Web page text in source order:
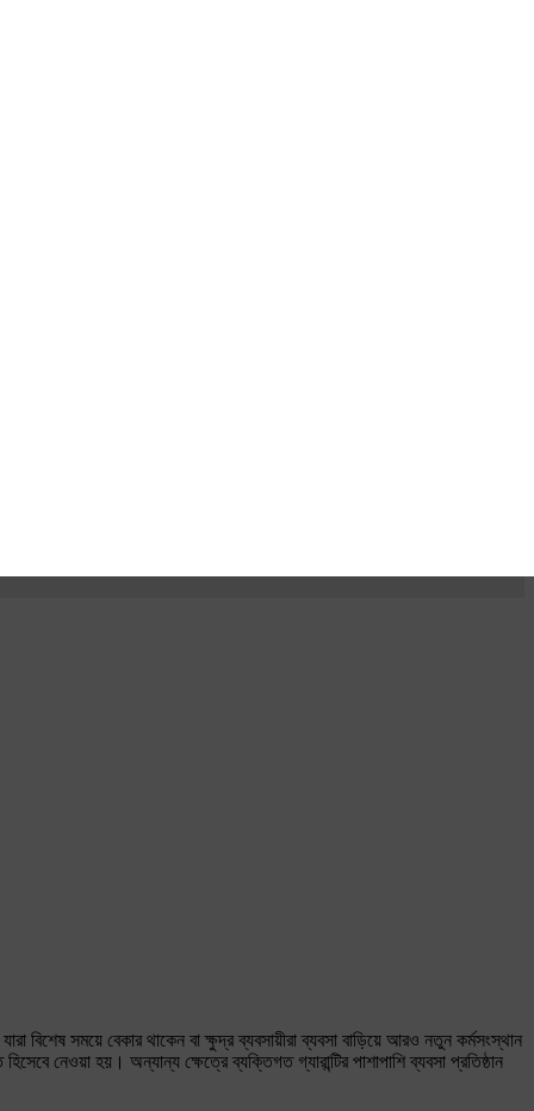
সময়ে বেকার থাকেন বা ক্ষুদ্র ব্যবসায়ীরা ব্যবসা বাড়িয়ে আরও নতুন কর্মসংস্থান
নেওয়া হয়। অন্যান্য ক্ষেত্রে ব্যক্তিগত গ্যারান্টির পাশাপাশি ব্যবসা প্রতিষ্ঠান